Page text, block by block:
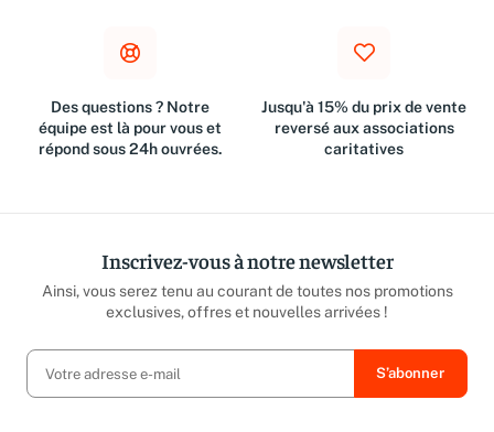
Des questions ? Notre
équipe est là pour vous et
répond sous 24h ouvrées.
Jusqu'à 15% du prix de vente
reversé aux associations
caritatives
Inscrivez-vous à notre newsletter
Ainsi, vous serez tenu au courant de toutes nos promotions
exclusives, offres et nouvelles arrivées !